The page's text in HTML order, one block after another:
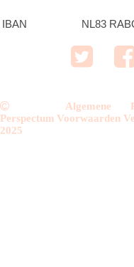
IBAN NL83
Perspectum
2025
Algemene
Voorwaarden